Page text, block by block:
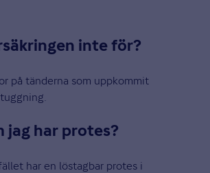
inte för?
på tänderna som uppkommit
jag har protes?
har en löstagbar protes i